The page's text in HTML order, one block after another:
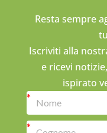
Resta sempre
Iscriviti alla
e ricevi
ispirato